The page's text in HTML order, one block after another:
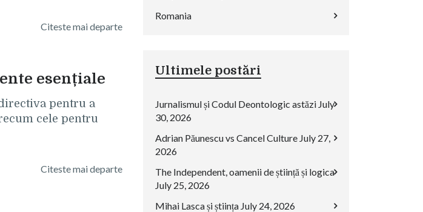
Citeste mai departe
esențiale
pentru a
cele pentru
Citeste mai departe
Romania
Ultimele postări
Jurnalismul și Codul Deontologic astăzi July
30, 2026
Adrian Păunescu vs Cancel Culture July 27,
2026
The Independent, oamenii de știință și logica
July 25, 2026
Mihai Lasca și știința July 24, 2026